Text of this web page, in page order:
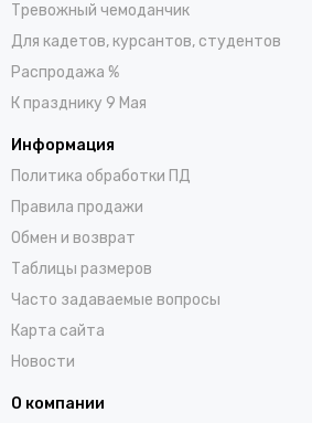
Тревожный чемоданчик
Для кадетов, курсантов, студентов
Распродажа %
К празднику 9 Мая
Информация
Политика обработки ПД
Правила продажи
Обмен и возврат
Таблицы размеров
Часто задаваемые вопросы
Карта сайта
Новости
О компании